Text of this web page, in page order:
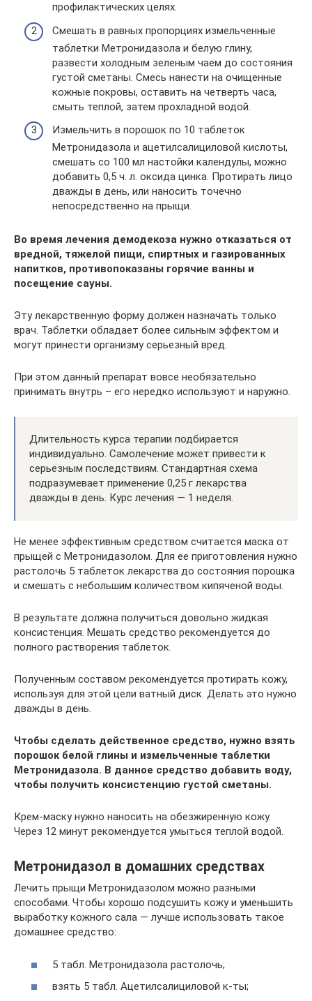
профилактических целях.
Смешать в равных пропорциях измельченные
таблетки Метронидазола и белую глину,
развести холодным зеленым чаем до состояния
густой сметаны. Смесь нанести на очищенные
кожные покровы, оставить на четверть часа,
смыть теплой, затем прохладной водой.
Измельчить в порошок по 10 таблеток
Метронидазола и ацетилсалициловой кислоты,
смешать со 100 мл настойки календулы, можно
добавить 0,5 ч. л. оксида цинка. Протирать лицо
дважды в день, или наносить точечно
непосредственно на прыщи.
Во время лечения демодекоза нужно отказаться от
вредной, тяжелой пищи, спиртных и газированных
напитков, противопоказаны горячие ванны и
посещение сауны.
Эту лекарственную форму должен назначать только
врач. Таблетки обладает более сильным эффектом и
могут принести организму серьезный вред.
При этом данный препарат вовсе необязательно
принимать внутрь – его нередко используют и наружно.
Длительность курса терапии подбирается
индивидуально. Самолечение может привести к
серьезным последствиям. Стандартная схема
подразумевает применение 0,25 г лекарства
дважды в день. Курс лечения — 1 неделя.
Не менее эффективным средством считается маска от
прыщей с Метронидазолом. Для ее приготовления нужно
растолочь 5 таблеток лекарства до состояния порошка
и смешать с небольшим количеством кипяченой воды.
В результате должна получиться довольно жидкая
консистенция. Мешать средство рекомендуется до
полного растворения таблеток.
Полученным составом рекомендуется протирать кожу,
используя для этой цели ватный диск. Делать это нужно
дважды в день.
Чтобы сделать действенное средство, нужно взять
порошок белой глины и измельченные таблетки
Метронидазола. В данное средство добавить воду,
чтобы получить консистенцию густой сметаны.
Крем-маску нужно наносить на обезжиренную кожу.
Через 12 минут рекомендуется умыться теплой водой.
Метронидазол в домашних средствах
Лечить прыщи Метронидазолом можно разными
способами. Чтобы хорошо подсушить кожу и уменьшить
выработку кожного сала — лучше использовать такое
домашнее средство:
5 табл. Метронидазола растолочь;
взять 5 табл. Ацетилсалициловой к-ты;